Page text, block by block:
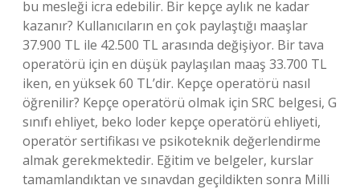
bu mesleği icra edebilir. Bir kepçe aylık ne kadar
kazanır? Kullanıcıların en çok paylaştığı maaşlar
37.900 TL ile 42.500 TL arasında değişiyor. Bir tava
operatörü için en düşük paylaşılan maaş 33.700 TL
iken, en yüksek 60 TL’dir. Kepçe operatörü nasıl
öğrenilir? Kepçe operatörü olmak için SRC belgesi, G
sınıfı ehliyet, beko loder kepçe operatörü ehliyeti,
operatör sertifikası ve psikoteknik değerlendirme
almak gerekmektedir. Eğitim ve belgeler, kurslar
tamamlandıktan ve sınavdan geçildikten sonra Milli